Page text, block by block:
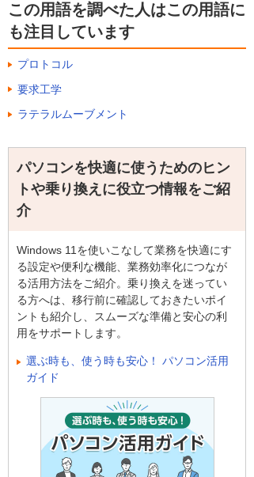
この用語を調べた人はこの用語に
も注目しています
プロトコル
要求工学
ラテラルムーブメント
パソコンを快適に使うためのヒン
トや乗り換えに役立つ情報をご紹
介
Windows 11を使いこなして業務を快適にす
る設定や便利な機能、業務効率化につなが
る活用方法をご紹介。乗り換えを迷ってい
る方へは、移行前に確認しておきたいポイ
ントも紹介し、スムーズな準備と安心の利
用をサポートします。
選ぶ時も、使う時も安心！ パソコン活用
ガイド